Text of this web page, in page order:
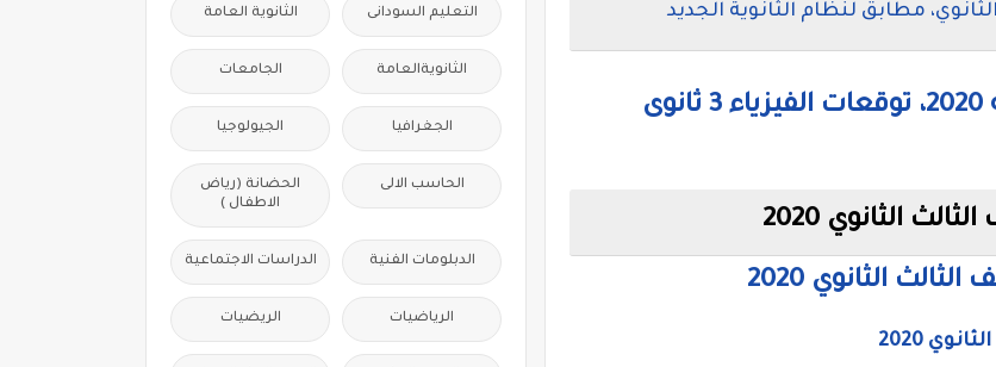
مطابق لنظام الثانوية الجديد
أهم ملخص في الفيزياء للثانويه العامه 2020، توقعات الفيزياء 3 ثانوى
الثانوي 2020
الثانوي 2020
2020
التعليم السودانى الثانوية العامة
الثانويةالعامة الجامعات
الجغرافيا الجيولوجيا
الحاسب الالى
الحضانة (رياض
الاطفال )
الدبلومات الفنية الدراسات الاجتماعية
الرياضيات الريضيات